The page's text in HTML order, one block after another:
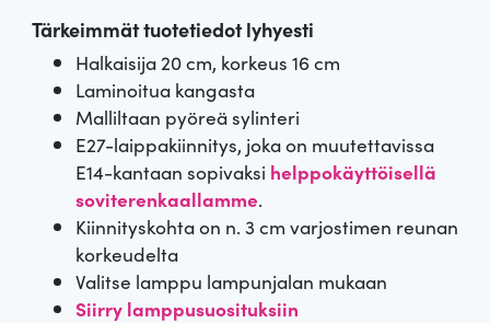
Tärkeimmät tuotetiedot lyhyesti
Halkaisija 20 cm, korkeus 16 cm
Laminoitua kangasta
Malliltaan pyöreä sylinteri
E27-laippakiinnitys, joka on muutettavissa
E14-kantaan sopivaksi helppokäyttöisellä
soviterenkaallamme.
Kiinnityskohta on n. 3 cm varjostimen reunan
korkeudelta
Valitse lamppu lampunjalan mukaan
Siirry lamppusuosituksiin